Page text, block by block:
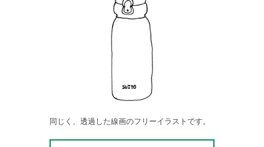
同じく、透過した線画のフリーイラストです。